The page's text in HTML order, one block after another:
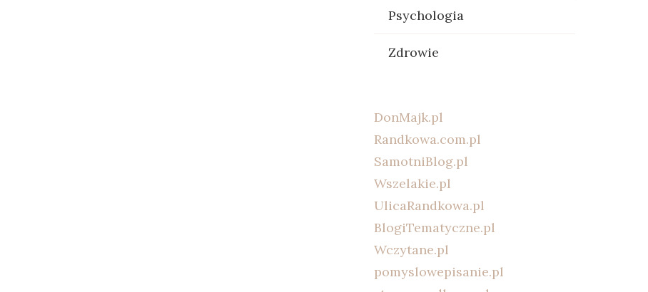
Psychologia
Zdrowie
DonMajk.pl
Randkowa.com.pl
SamotniBlog.pl
Wszelakie.pl
UlicaRandkowa.pl
BlogiTematyczne.pl
Wczytane.pl
pomyslowepisanie.pl